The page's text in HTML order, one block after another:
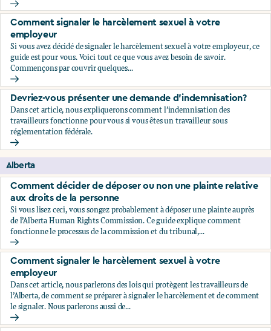
Comment décider de déposer ou non une plainte relative
Comment signaler le harcèlement sexuel à votre
employeur
Si vous avez décidé de signaler le harcèlement sexuel à votre employeur, ce
guide est pour vous. Voici tout ce que vous avez besoin de savoir.
Commençons par couvrir quelques...
Comment signaler le harcèlement sexuel à votre employeur
Devriez-vous présenter une demande d'indemnisation?
Dans cet article, nous expliquerons comment l’indemnisation des
travailleurs fonctionne pour vous si vous êtes un travailleur sous
réglementation fédérale.
Devriez-vous présenter une demande d'indemnisation?
Alberta
Comment décider de déposer ou non une plainte relative
aux droits de la personne
Si vous lisez ceci, vous songez probablement à déposer une plainte auprès
de l’Alberta Human Rights Commission. Ce guide explique comment
fonctionne le processus de la commission et du tribunal,...
Comment décider de déposer ou non une plainte relative
Comment signaler le harcèlement sexuel à votre
employeur
Dans cet article, nous parlerons des lois qui protègent les travailleurs de
l’Alberta, de comment se préparer à signaler le harcèlement et de comment
le signaler. Nous parlerons aussi de...
Comment signaler le harcèlement sexuel à votre employeur